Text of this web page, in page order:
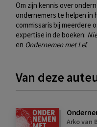
Om zijn kennis over
ondernemers te helpen in
commissaris bij meerdere
expertise in de boeken:
en Ondernemen met Lef.
Van deze
Arko van